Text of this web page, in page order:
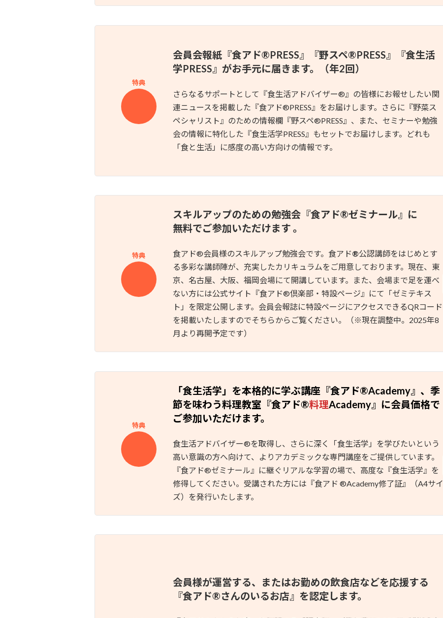
特典
会員会報紙『食アド®PRESS』『野スペ®︎PRESS』『食生活
学PRESS』がお手元に届きます。（年2回）
さらなるサポートとして『食生活アドバイザー®︎』の皆様にお報せしたい関
連ニュースを掲載した『食アド®︎PRESS』をお届けします。さらに『野菜ス
ペシャリスト』のための情報欄『野スペ®︎PRESS』、また、セミナーや勉強
会の情報に特化した『食生活学PRESS』もセットでお届けします。どれも
「食と生活」に感度の高い方向けの情報です。
特典
スキルアップのための勉強会『食アド®ゼミナール』に
無料でご参加いただけます 。
食アド®︎会員様のスキルアップ勉強会です。食アド®︎公認講師をはじめとす
る多彩な講師陣が、充実したカリキュラムをご用意しております。現在、東
京、名古屋、大阪、福岡会場にて開講しています。また、会場まで足を運べ
ない方には公式サイト『食アド®︎倶楽部・特設ページ』にて「ゼミテキス
ト」を限定公開します。会員会報誌に特設ページにアクセスできるQRコード
を掲載いたしますのでそちらからご覧ください。（※現在調整中。2025年8
月より再開予定です）
特典
「食生活学」を本格的に学ぶ講座『食アド®︎Academy』、季
節を味わう料理教室『食アド®︎料理Academy』に会員価格で
ご参加いただけます。
食生活アドバイザー®︎を取得し、さらに深く「食生活学」を学びたいという
高い意識の方へ向けて、よりアカデミックな専門講座をご提供しています。
『食アド®︎ゼミナール』に継ぐリアルな学習の場で、高度な『食生活学』を
修得してください。受講された方には『食アド ®︎Academy修了証』（A4サイ
ズ）を発行いたします。
会員様が運営する、またはお勤めの飲食店などを応援する
『食アド®さんのいるお店』を認定します。